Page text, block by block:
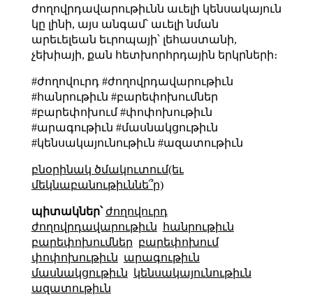
ժողովրդավարութիւնն աւելի կենսակայուն
կը լինի, այս անգամ՝ աւելի նման
արեւելեան եւրոպայի՝ լեհաստանի,
չեխիայի, քան հետխորհրդային երկրների։
#ժողովուրդ #ժողովրդավարութիւն
#հանրութիւն #բարեփոխումներ
#բարեփոխում #փոփոխութիւն
#արագութիւն #մասնակցութիւն
#կենսակայունութիւն #ազատութիւն
բնօրինակ ծմակուտում(եւ
մեկնաբանութիւննե՞ր)
պիտակներ՝ ժողովուրդ
ժողովրդավարութիւն
հանրութիւն
բարեփոխումներ բարեփոխում
փոփոխութիւն արագութիւն
մասնակցութիւն կենսակայունութիւն
ազատութիւն